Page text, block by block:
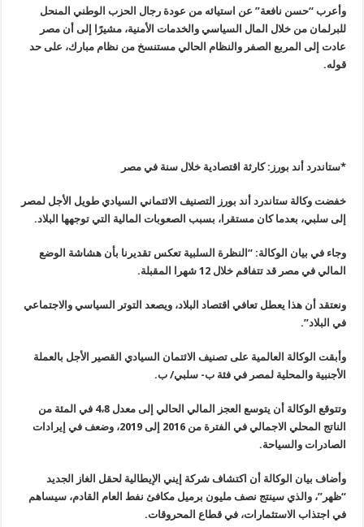
وأعرب “حسن نافعة” عن استيائه من عودة رجال الحزب الوطني المنحل
للبرلمان من خلال المال السياسي والخدمات الأمنية، مشيرًا إلى أن مصر
عادت إلى المربع الصفر والنظام الحالي مستنسخ من نظام مبارك، على حد
قوله.
*ستاندرد أند بورز: كارثة اقتصادية خلال سنة في مصر
خفضت وكالة ستاندرد أند بورز التصنيف الائتماني السيادي طويل الأجل لمصر
إلى سلبي، بعدما كان مستقرا، بسبب الصعوبات المالية التي توجهها البلاد.
وجاء في بيان الوكالة: “النظرة السلبية تعكس تقديرنا بأن هشاشة الوضع
المالي في مصر قد تتفاقم خلال 12 شهرا المقبلة.
ونعتقد أن هذا يعطل تعافي اقتصاد البلاد، ويصعد التوتر السياسي والاجتماعي
في البلاد”.
وأبقت الوكالة العالمية على تصنيف الائتمان السيادي القصير الأجل بالعملة
الأجنبية والمحلية لمصر في فئة ب- سلبي/ ب.
وتتوقع الوكالة أن يتوسع العجز المالي الحالي إلى معدل 4،8 في المئة من
الناتج المحلي الاجمالي في الفترة من 2016 إلى 2019، وضعف في إيرادات
الصادرات والسياحة.
وأضاف بيان الوكالة أن اكتشاف شركة إيني الإيطالية لحقل الغاز الجديد
“ظهر”، والذي سينتج نصف مليون برميل مكافئ نفط العام القادم، سيساهم
في اجتذاب الاستثمارات، في قطاع المحروقات.